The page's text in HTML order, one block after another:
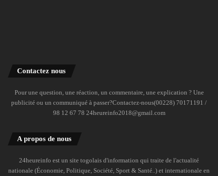
Contactez nous
Pour une question, une réaction, un commentaire, une explication ? Une
publicité ou un communiqué à passer?Contactez-nous(00228) 70171191 /
98 12 67 78 24heureinfo2018@gmail.com
A propos de nous
24heureinfo est un site togolais d'information qui traite de l'actualité
nationale (Économie, Politique, Société, Sport & Santé..) et internationale en